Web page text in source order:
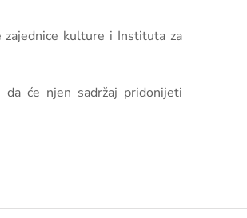
zajednice kulture i Instituta za
će njen sadržaj pridonijeti